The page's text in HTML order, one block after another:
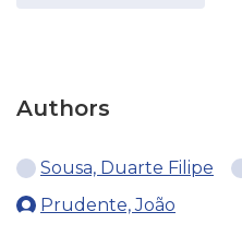
Authors
Sousa, Duarte Filipe
Prudente, João